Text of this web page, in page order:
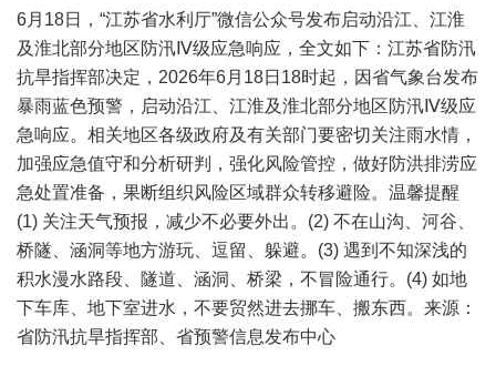
6月18日，“江苏省水利厅”微信公众号发布启动沿江、江淮
及淮北部分地区防汛Ⅳ级应急响应，全文如下：江苏省防汛
抗旱指挥部决定，2026年6月18日18时起，因省气象台发布
暴雨蓝色预警，启动沿江、江淮及淮北部分地区防汛Ⅳ级应
急响应。相关地区各级政府及有关部门要密切关注雨水情，
加强应急值守和分析研判，强化风险管控，做好防洪排涝应
急处置准备，果断组织风险区域群众转移避险。温馨提醒
(1) 关注天气预报，减少不必要外出。(2) 不在山沟、河谷、
桥隧、涵洞等地方游玩、逗留、躲避。(3) 遇到不知深浅的
积水漫水路段、隧道、涵洞、桥梁，不冒险通行。(4) 如地
下车库、地下室进水，不要贸然进去挪车、搬东西。来源：
省防汛抗旱指挥部、省预警信息发布中心